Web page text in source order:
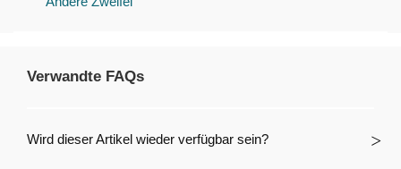
Verwandte FAQs
Wird dieser Artikel wieder verfügbar sein?